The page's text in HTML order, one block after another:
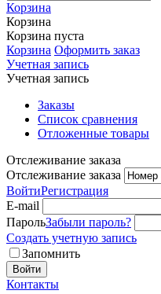
Корзина
Корзина
Корзина пуста
Корзина Оформить заказ
Учетная запись
Учетная запись
Заказы
Список сравнения
Отложенные товары
Отслеживание заказа
Отслеживание заказа
ВойтиРегистрация
E-mail
ПарольЗабыли пароль?
Создать учетную запись
Запомнить
Войти
Контакты